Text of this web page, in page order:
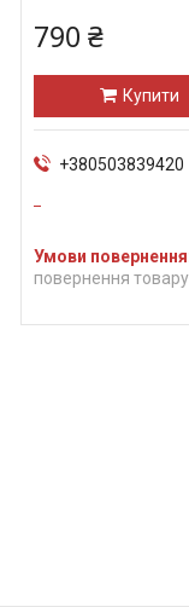
790 ₴
Купити
+380503839420
повернення